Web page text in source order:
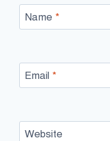
Name *
Email *
Website